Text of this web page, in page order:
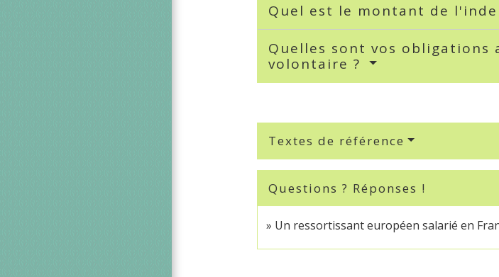
Quel est le montant de
Quelles sont vos
volontaire ?
Textes de référence
Questions ? Réponses !
Un ressortissant européen salarié en